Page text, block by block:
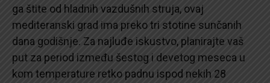
ga štite od hladnih vazdušnih struja, ovaj
mediteranski grad ima preko tri stotine sunčanih
dana godišnje. Za najluđe iskustvo, planirajte vaš
put za period između šestog i devetog meseca u
kom temperature retko padnu ispod nekih 28